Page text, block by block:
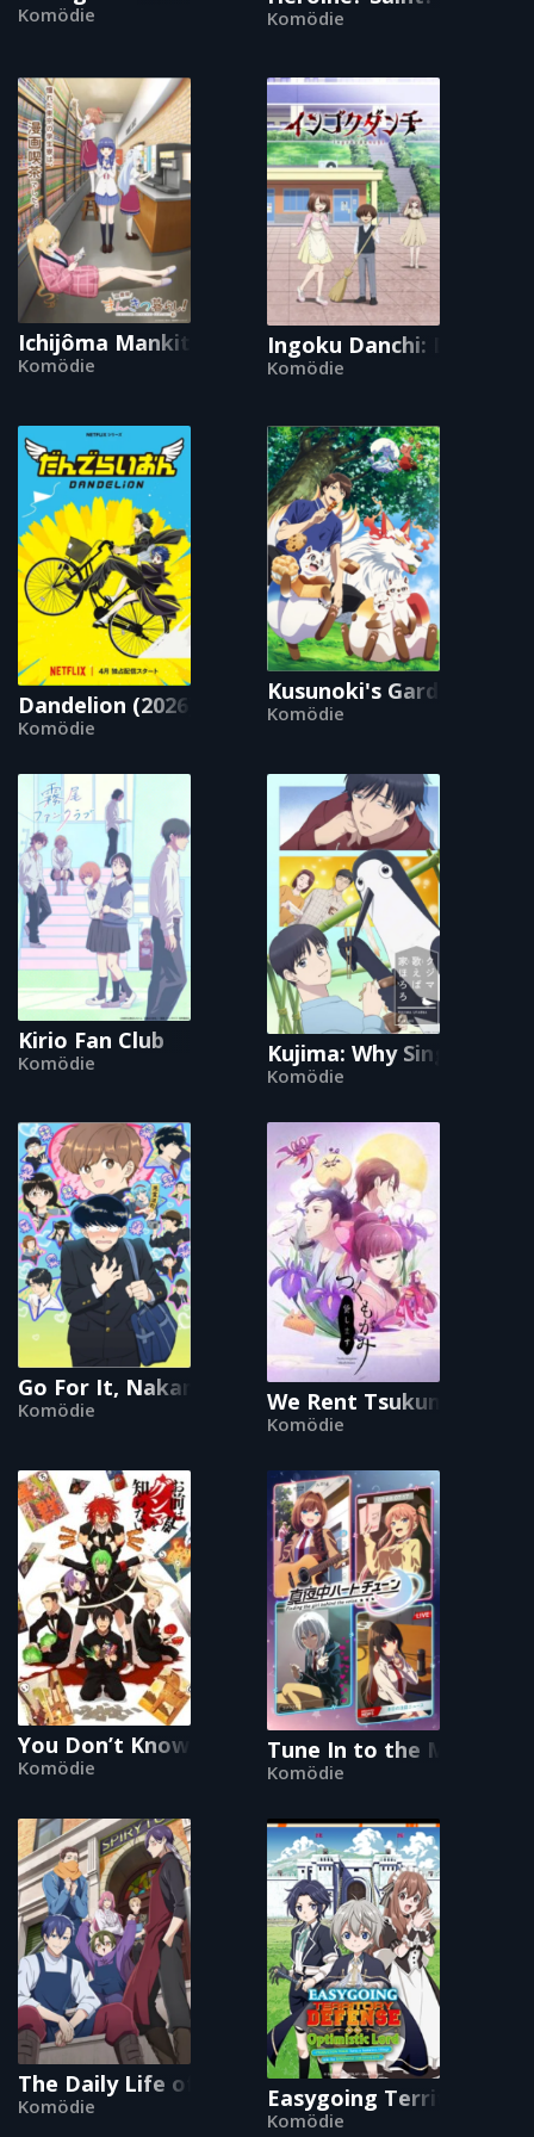
Komödie Komödie
Ichijôma Mankitsu Gurashi!
Komödie
Ingoku Danchi:
Komödie
Dandelion (2026)
Komödie
Kusunoki's Garden of
Komödie
Kirio Fan Club
Komödie Kujima: Why Sing, When
Komödie
Go For It, Nakamura-kun!!
Komödie We Rent Tsukumogami
Komödie
You Don’t Know Gunma Yet
Komödie
Tune In to the Midnight
Komödie
The Daily Life of a Part-time Torturer
Komödie Easygoing Territory
Komödie